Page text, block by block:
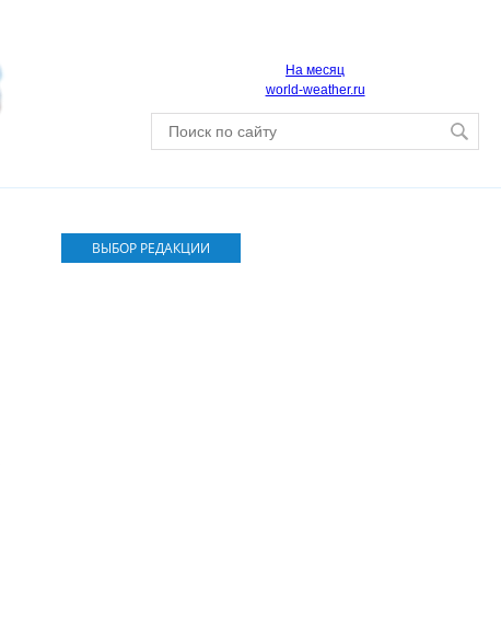
На месяц
world-weather.ru
ВЫБОР РЕДАКЦИИ